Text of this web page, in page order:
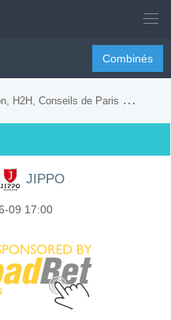
Combinés
Conseils de Paris et Prévision du Match
JIPPO
09 17:00